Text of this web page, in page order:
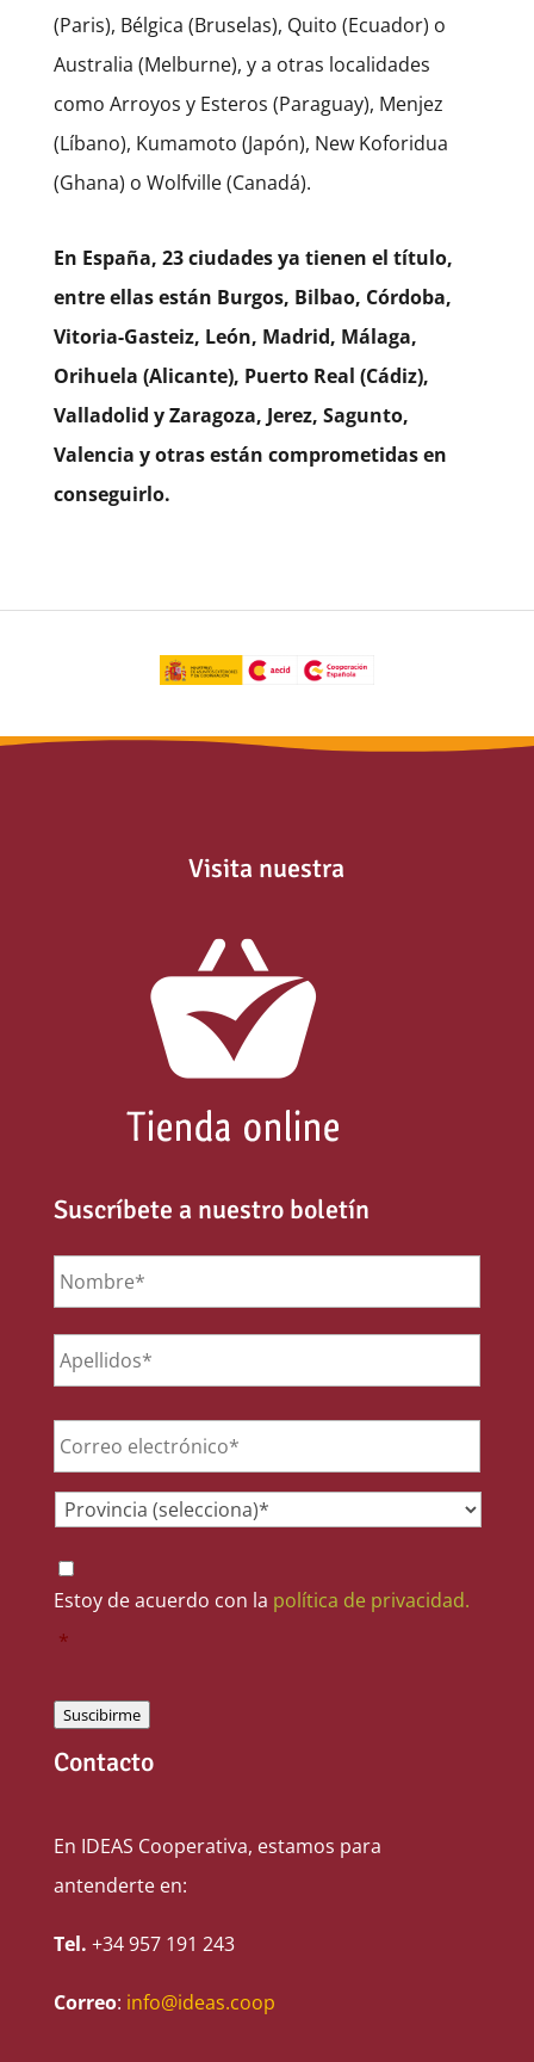
(Paris), Bélgica (Bruselas), Quito (Ecuador) o
Australia (Melburne), y a otras localidades
como Arroyos y Esteros (Paraguay), Menjez
(Líbano), Kumamoto (Japón), New Koforidua
(Ghana) o Wolfville (Canadá).
En España, 23 ciudades ya tienen el título,
entre ellas están Burgos, Bilbao, Córdoba,
Vitoria-Gasteiz, León, Madrid, Málaga,
Orihuela (Alicante), Puerto Real (Cádiz),
Valladolid y Zaragoza, Jerez, Sagunto,
Valencia y otras están comprometidas en
conseguirlo.
Visita nuestra
Suscríbete a nuestro boletín
Nombre *
Email *
Provincia *
Consentimiento
Estoy de acuerdo con la política de privacidad.
*
Suscibirme
Contacto
En IDEAS Cooperativa, estamos para
antenderte en:
Tel. +34 957 191 243
Correo: info@ideas.coop